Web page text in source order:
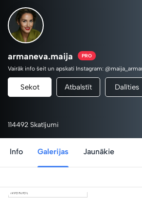
armaneva.maija PRO
Vairāk info šeit un apskati Instagram:
Sekot Atbalstīt Dalīties
114492 Skatījumi
Info Galerijas Jaunākie